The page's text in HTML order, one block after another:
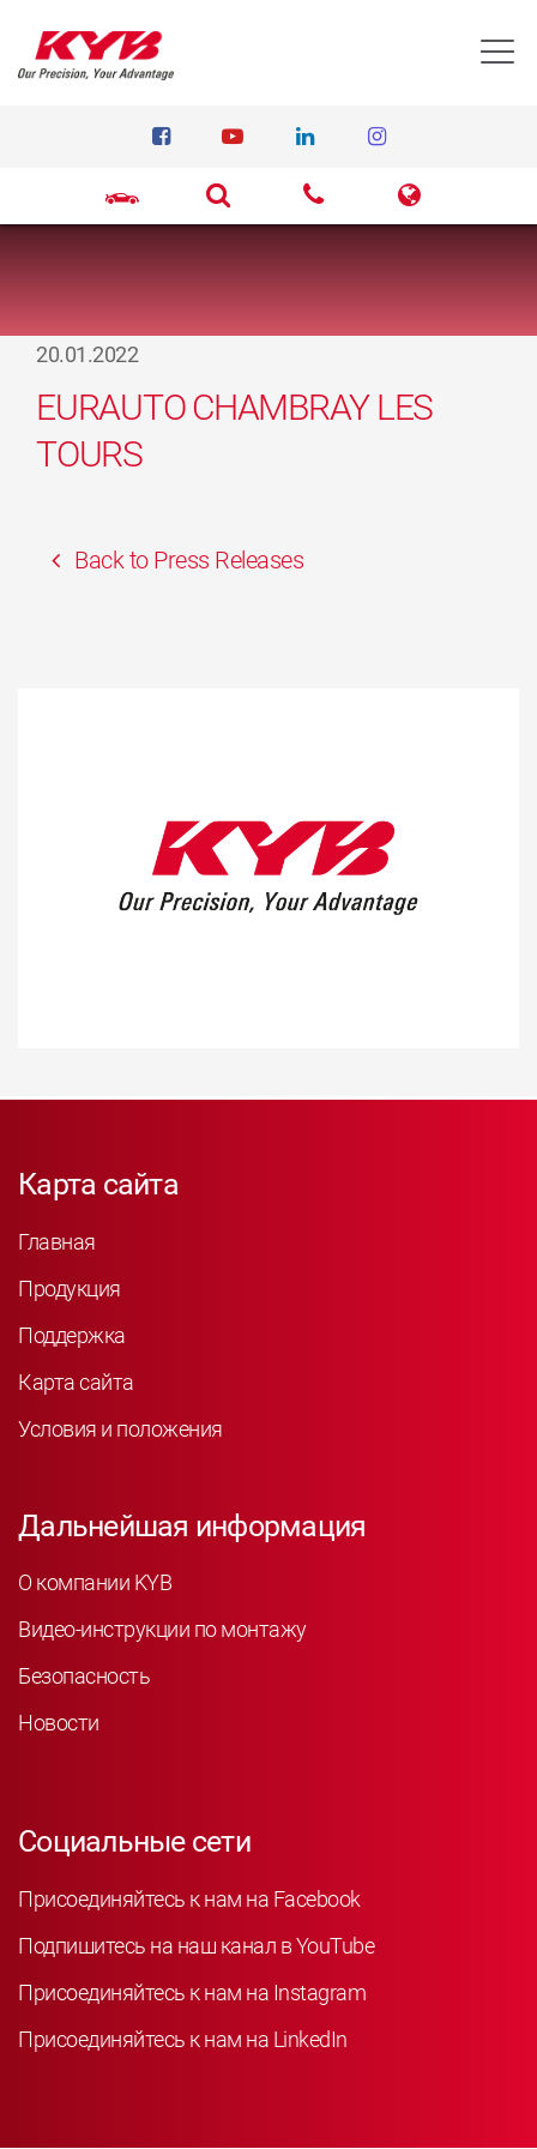
20.01.2022
EURAUTO CHAMBRAY LES
TOURS
Back to Press Releases
Карта сайта
Главная
Продукция
Поддержка
Карта сайта
Условия и положения
Дальнейшая информация
О компании KYB
Видео-инструкции по монтажу
Безопасность
Новости
Социальные сети
Присоединяйтесь к нам на Facebook
Подпишитесь на наш канал в YouTube
Присоединяйтесь к нам на Instagram
Присоединяйтесь к нам на LinkedIn